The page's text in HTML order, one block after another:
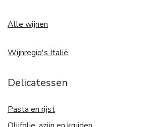
Alle wijnen
Wijnregio's Italië
Delicatessen
Pasta en rijst